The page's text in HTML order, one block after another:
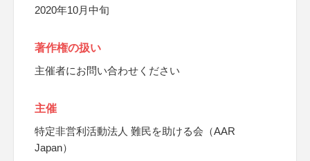
2020年10月中旬
著作権の扱い
主催者にお問い合わせください
主催
特定非営利活動法人 難民を助ける会（AAR
Japan）